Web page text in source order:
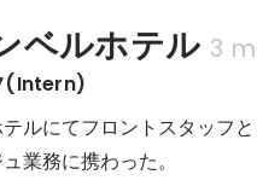
ベルホテル 3
(Intern)
ルにてフロントスタッフ
業務に携わった。